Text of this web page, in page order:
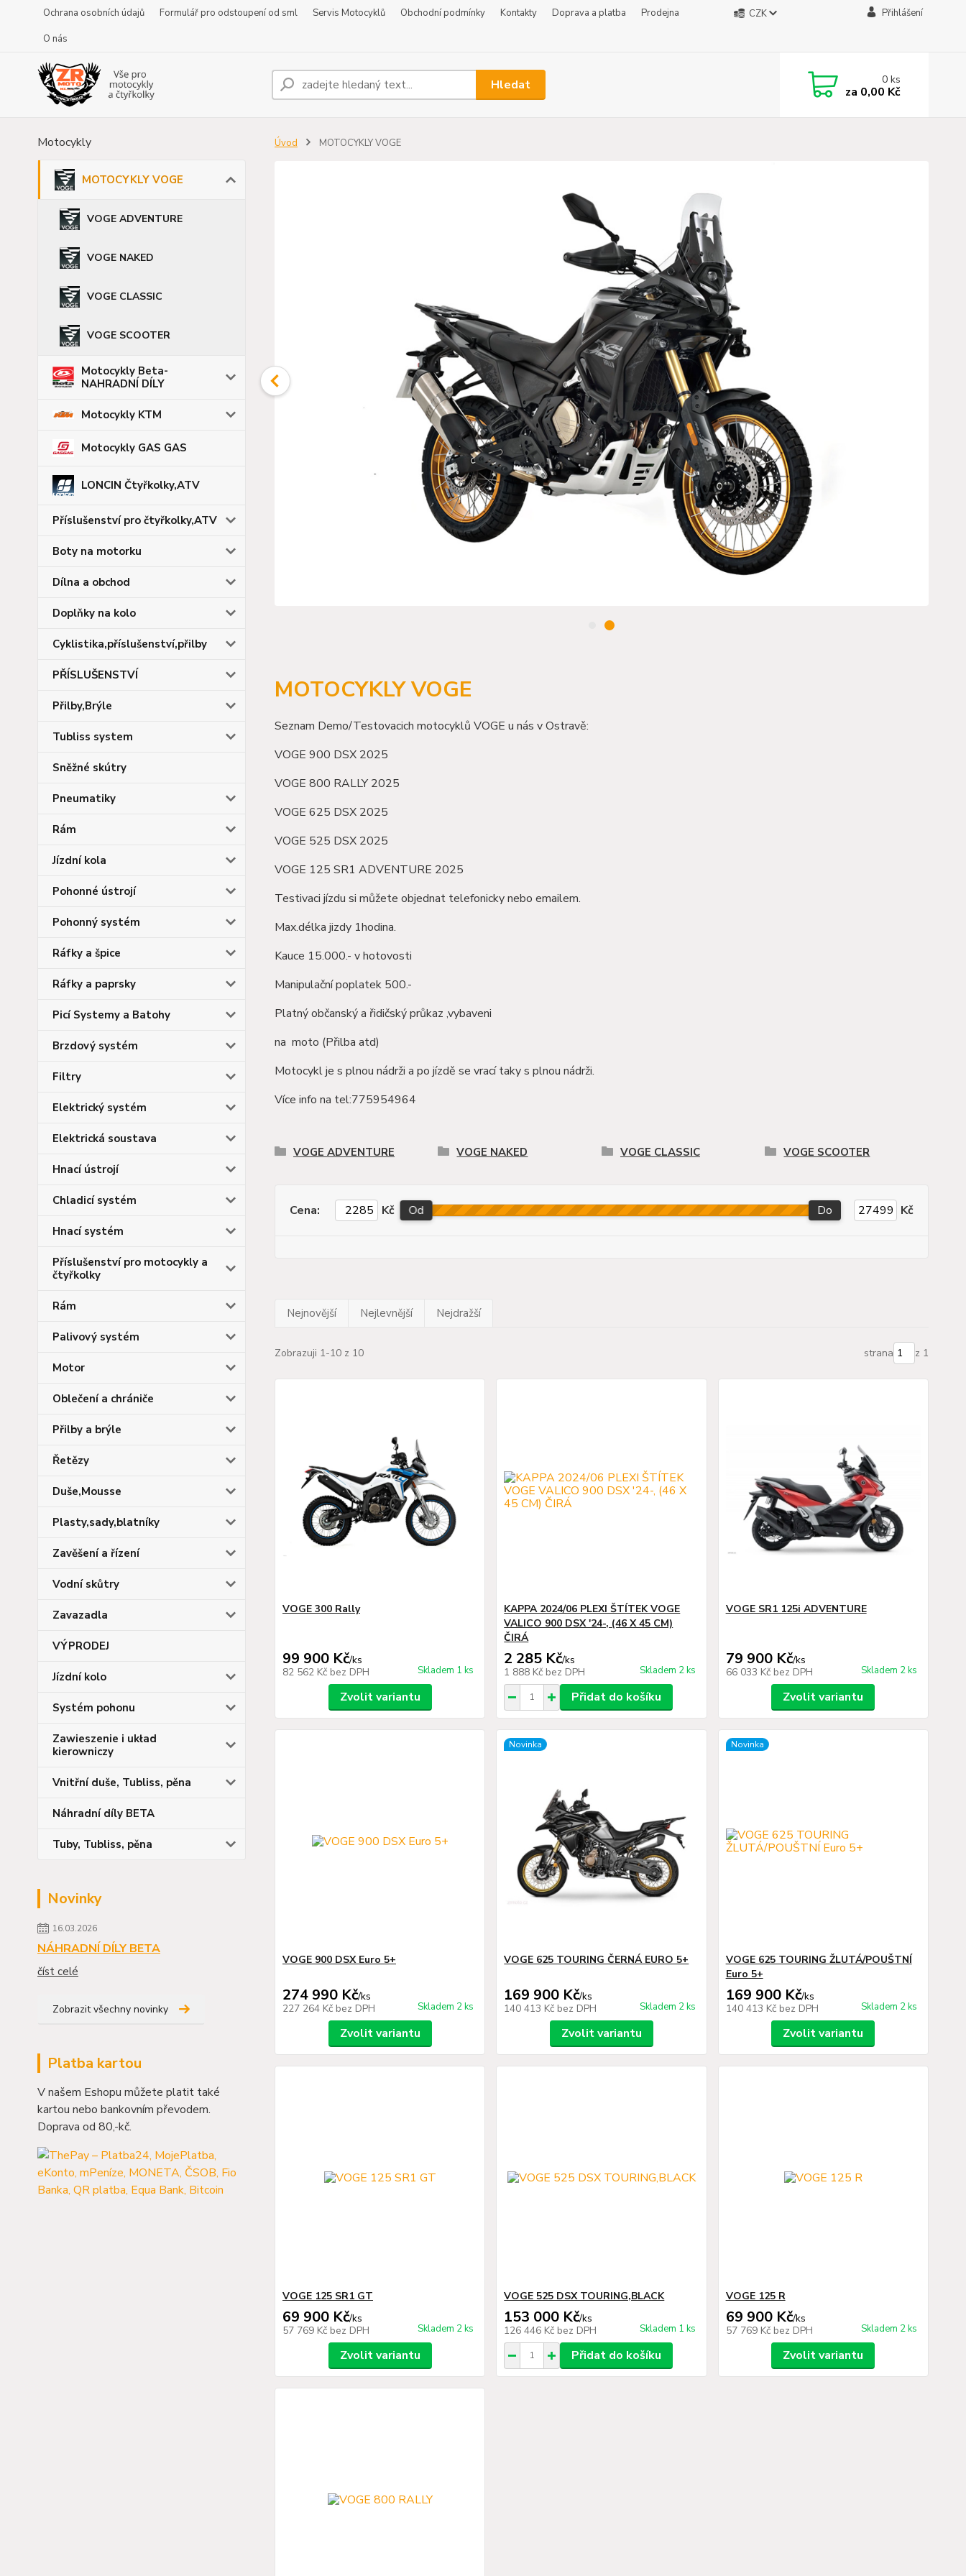
Ochrana osobních údajů Formulář pro odstoupení od sml Servis Motocyklů Obchodní podmínky Kontakty Doprava a platba
Prodejna
O nás
CZK Přihlášení
Hledat 0ks
za 0,00 Kč
Motocykly
MOTOCYKLY VOGE
VOGE ADVENTURE
VOGE NAKED
VOGE CLASSIC
VOGE SCOOTER
Motocykly Beta-
NAHRADNÍ DÍLY
Motocykly KTM
Motocykly GAS GAS
LONCIN Čtyřkolky,ATV
Příslušenství pro čtyřkolky,ATV
Boty na motorku
Dílna a obchod
Doplňky na kolo
Cyklistika,příslušenství,přilby
PŘÍSLUŠENSTVÍ
Přilby,Brýle
Tubliss system
Sněžné skútry
Pneumatiky
Rám
Jízdní kola
Pohonné ústrojí
Pohonný systém
Ráfky a špice
Ráfky a paprsky
Picí Systemy a Batohy
Brzdový systém
Filtry
Elektrický systém
Elektrická soustava
Hnací ústrojí
Chladicí systém
Hnací systém
Příslušenství pro motocykly a
čtyřkolky
Rám
Palivový systém
Motor
Oblečení a chrániče
Přilby a brýle
Řetězy
Duše,Mousse
Plasty,sady,blatníky
Zavěšení a řízení
Vodní skůtry
Zavazadla
VÝPRODEJ
Jízdní kolo
Systém pohonu
Zawieszenie i układ
kierowniczy
Vnitřní duše, Tubliss, pěna
Náhradní díly BETA
Tuby, Tubliss, pěna
Novinky
16.03.2026
NÁHRADNÍ DÍLY BETA
číst celé
Zobrazit všechny novinky
Platba kartou
V našem Eshopu můžete platit také
kartou nebo bankovním převodem.
Doprava od 80,-kč.
Úvod MOTOCYKLY VOGE
MOTOCYKLY VOGE
Seznam Demo/Testovacich motocyklů VOGE u nás v Ostravě:
VOGE 900 DSX 2025
VOGE 800 RALLY 2025
VOGE 625 DSX 2025
VOGE 525 DSX 2025
VOGE 125 SR1 ADVENTURE 2025
Testivaci jízdu si můžete objednat telefonicky nebo emailem.
Max.délka jizdy 1hodina.
Kauce 15.000.- v hotovosti
Manipulační poplatek 500.-
Platný občanský a řidičský průkaz ,vybaveni
na moto (Přilba atd)
Motocykl je s plnou nádrži a po jízdě se vrací taky s plnou nádrži.
Více info na tel:775954964
VOGE ADVENTURE VOGE NAKED VOGE CLASSIC VOGE SCOOTER
Cena: Kč Od Do Kč
Nejnovější Nejlevnější Nejdražší
Zobrazuji 1-10 z 10 strana z 1
VOGE 300 Rally
99 900 Kč/ks
82 562 Kč bez DPH Skladem 1 ks
Zvolit variantu
KAPPA 2024/06 PLEXI ŠTÍTEK VOGE
VALICO 900 DSX '24-, (46 X 45 CM)
ČIRÁ
2 285 Kč/ks
1 888 Kč bez DPH Skladem 2 ks
Přidat do košíku
VOGE SR1 125i ADVENTURE
79 900 Kč/ks
66 033 Kč bez DPH Skladem 2 ks
Zvolit variantu
VOGE 900 DSX Euro 5+
274 990 Kč/ks
227 264 Kč bez DPH Skladem 2 ks
Zvolit variantu
Novinka
VOGE 625 TOURING ČERNÁ EURO 5+
169 900 Kč/ks
140 413 Kč bez DPH Skladem 2 ks
Zvolit variantu
Novinka
VOGE 625 TOURING ŽLUTÁ/POUŠTNÍ
Euro 5+
169 900 Kč/ks
140 413 Kč bez DPH Skladem 2 ks
Zvolit variantu
VOGE 125 SR1 GT
69 900 Kč/ks
57 769 Kč bez DPH Skladem 2 ks
Zvolit variantu
VOGE 525 DSX TOURING,BLACK
153 000 Kč/ks
126 446 Kč bez DPH Skladem 1 ks
Přidat do košíku
VOGE 125 R
69 900 Kč/ks
57 769 Kč bez DPH Skladem 2 ks
Zvolit variantu